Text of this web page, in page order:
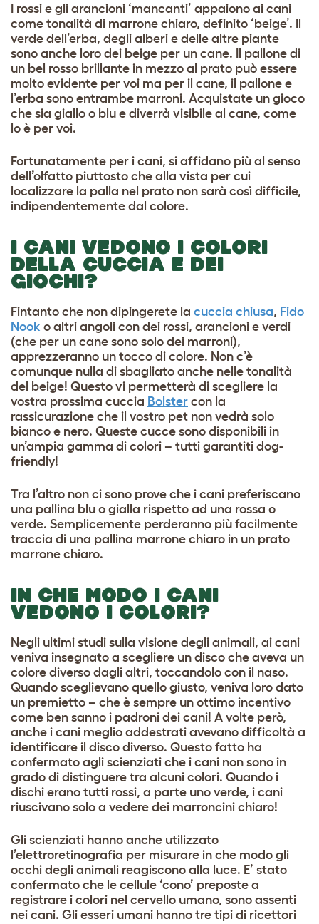
I rossi e gli arancioni ‘mancanti’ appaiono ai cani
come tonalità di marrone chiaro, definito ‘beige’. Il
verde dell’erba, degli alberi e delle altre piante
sono anche loro dei beige per un cane. Il pallone di
un bel rosso brillante in mezzo al prato può essere
molto evidente per voi ma per il cane, il pallone e
l’erba sono entrambe marroni. Acquistate un gioco
che sia giallo o blu e diverrà visibile al cane, come
lo è per voi.
Fortunatamente per i cani, si affidano più al senso
dell’olfatto piuttosto che alla vista per cui
localizzare la palla nel prato non sarà così difficile,
indipendentemente dal colore.
I CANI VEDONO I COLORI
DELLA CUCCIA E DEI
GIOCHI?
Fintanto che non dipingerete la cuccia chiusa, Fido
Nook o altri angoli con dei rossi, arancioni e verdi
(che per un cane sono solo dei marroni),
apprezzeranno un tocco di colore. Non c’è
comunque nulla di sbagliato anche nelle tonalità
del beige! Questo vi permetterà di scegliere la
vostra prossima cuccia Bolster con la
rassicurazione che il vostro pet non vedrà solo
bianco e nero. Queste cucce sono disponibili in
un’ampia gamma di colori – tutti garantiti dog-
friendly!
Tra l’altro non ci sono prove che i cani preferiscano
una pallina blu o gialla rispetto ad una rossa o
verde. Semplicemente perderanno più facilmente
traccia di una pallina marrone chiaro in un prato
marrone chiaro.
IN CHE MODO I CANI
VEDONO I COLORI?
Negli ultimi studi sulla visione degli animali, ai cani
veniva insegnato a scegliere un disco che aveva un
colore diverso dagli altri, toccandolo con il naso.
Quando sceglievano quello giusto, veniva loro dato
un premietto – che è sempre un ottimo incentivo
come ben sanno i padroni dei cani! A volte però,
anche i cani meglio addestrati avevano difficoltà a
identificare il disco diverso. Questo fatto ha
confermato agli scienziati che i cani non sono in
grado di distinguere tra alcuni colori. Quando i
dischi erano tutti rossi, a parte uno verde, i cani
riuscivano solo a vedere dei marroncini chiaro!
Gli scienziati hanno anche utilizzato
l’elettroretinografia per misurare in che modo gli
occhi degli animali reagiscono alla luce. E’ stato
confermato che le cellule ‘cono’ preposte a
registrare i colori nel cervello umano, sono assenti
nei cani. Gli esseri umani hanno tre tipi di ricettori